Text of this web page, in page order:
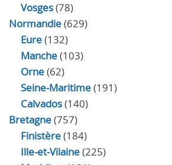
Vosges(78)
Normandie(629)
Eure(132)
Manche(103)
Orne(62)
Seine-Maritime(191)
Calvados(140)
Bretagne(757)
Finistère(184)
Ille-et-Vilaine(225)